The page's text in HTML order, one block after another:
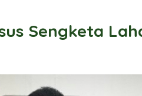
Sengketa